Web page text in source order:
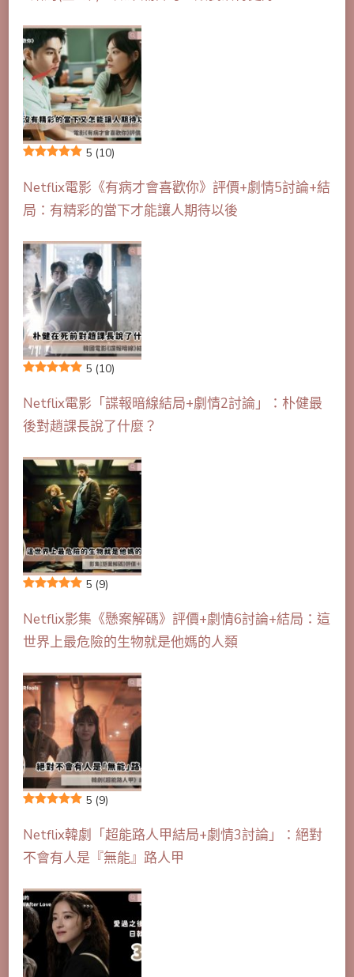
5 (10)
Netflix電影《有病才會喜歡你》評價+劇情5討論+結
局：有精彩的當下才能讓人期待以後
5 (10)
Netflix電影「諜報暗線結局+劇情2討論」：朴健最
後對趙課長說了什麼？
5 (9)
Netflix影集《懸案解碼》評價+劇情6討論+結局：這
世界上最危險的生物就是他媽的人類
5 (9)
Netflix韓劇「超能路人甲結局+劇情3討論」：絕對
不會有人是『無能』路人甲